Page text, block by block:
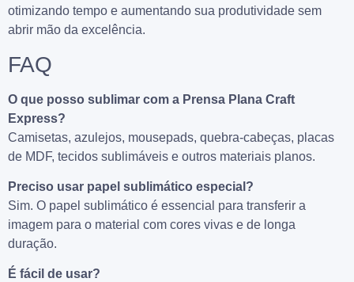
otimizando tempo e aumentando sua produtividade sem
abrir mão da excelência.
FAQ
O que posso sublimar com a Prensa Plana Craft
Express?
Camisetas, azulejos, mousepads, quebra-cabeças, placas
de MDF, tecidos sublimáveis e outros materiais planos.
Preciso usar papel sublimático especial?
Sim. O papel sublimático é essencial para transferir a
imagem para o material com cores vivas e de longa
duração.
É fácil de usar?